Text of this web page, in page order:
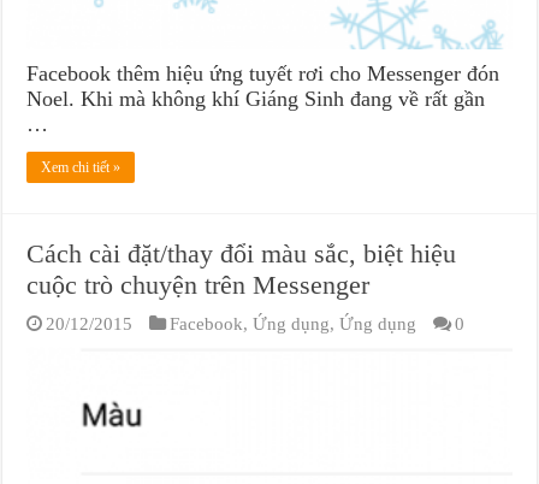
Facebook thêm hiệu ứng tuyết rơi cho Messenger đón
Noel. Khi mà không khí Giáng Sinh đang về rất gần
…
Xem chi tiết »
Cách cài đặt/thay đổi màu sắc, biệt hiệu
cuộc trò chuyện trên Messenger
20/12/2015 Facebook,Ứng dụng,Ứng dụng 0